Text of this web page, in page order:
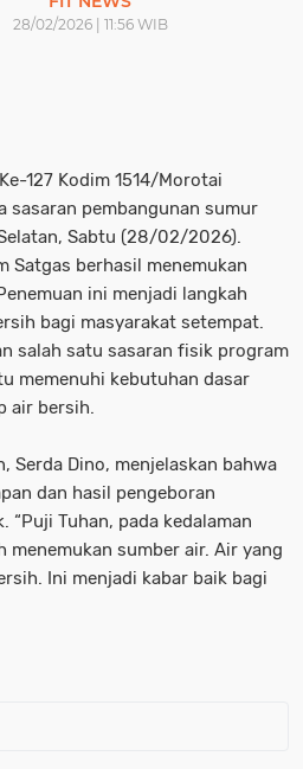
28/02/2026 | 11:56 WIB
127 Kodim 1514/Morotai
sasaran pembangunan sumur
Sabtu (28/02/2026).
Satgas berhasil menemukan
ini menjadi langkah
bagi masyarakat setempat.
salah satu sasaran fisik program
memenuhi kebutuhan dasar
air bersih.
Serda Dino, menjelaskan bahwa
dan hasil pengeboran
Tuhan, pada kedalaman
sumber air. Air yang
Ini menjadi kabar baik bagi